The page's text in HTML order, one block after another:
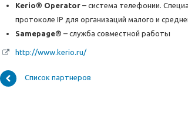
Kerio® Operator – система телефонии.
протоколе IP для организаций малого и
Samepage® – служба совместной работы
http://www.kerio.ru/
Список партнеров